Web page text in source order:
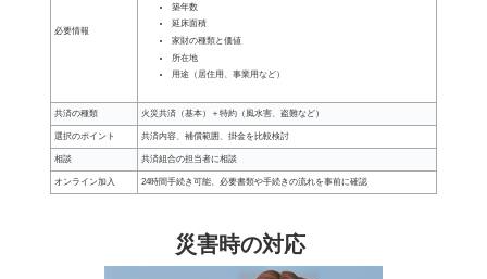
必要情報
築年数
延床面積
家財の種類と価値
所在地
用途（居住用、事業用など）
共済の種類 火災共済（基本）＋特約（風水害、盗難など）
選択のポイント 共済内容、補償範囲、掛金を比較検討
相談 共済組合の担当者に相談
オンライン加入 24時間手続き可能、必要書類や手続きの流れを事前に確認
災害時の対応